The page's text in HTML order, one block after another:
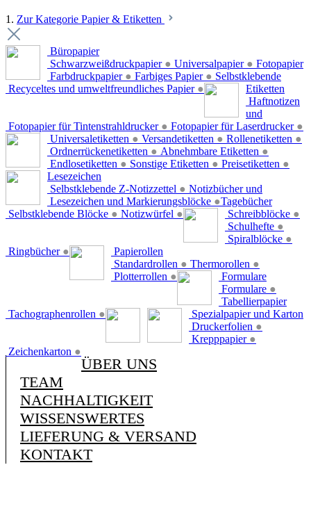
1. Zur Kategorie Papier & Etiketten
Büropapier
Schwarzweißdruckpapier ● Universalpapier ●
Farbdruckpapier ● Farbiges Papier ●
Recyceltes und umweltfreundliches Papier ●
Fotopapier
Fotopapier für Tintenstrahldrucker ● Fotopapier für Laserdrucker ●
Selbstklebende
Etiketten
Universaletiketten ● Versandetiketten ● Rollenetiketten ●
Ordnerrückenetiketten ● Abnehmbare Etiketten ●
Endlosetiketten ● Sonstige Etiketten ● Preisetiketten ●
Haftnotizen
und
Lesezeichen
Selbstklebende Z-Notizzettel ●
Lesezeichen und Markierungsblöcke ●
Selbstklebende Blöcke ● Notizwürfel ●
Notizbücher und
Tagebücher
Schreibblöcke ●
Schulhefte ●
Spiralblöcke ●
Ringbücher ●
Papierollen
Standardrollen ● Thermorollen ●
Plotterrollen ●
Formulare
Formulare ●
Tachographenrollen ●
Tabellierpapier
Spezialpapier und Karton
Druckerfolien ●
Krepppapier ●
Zeichenkarton ●
ÜBER UNS
TEAM
NACHHALTIGKEIT
WISSENSWERTES
LIEFERUNG & VERSAND
KONTAKT